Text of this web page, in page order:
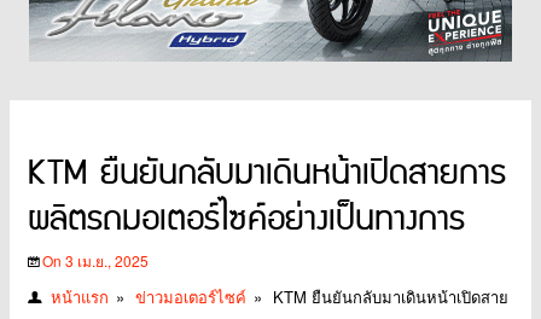
KTM ยืนยันกลับมาเดินหน้าเปิดสายการ
ผลิตรถมอเตอร์ไซค์อย่างเป็นทางการ
On 3 เม.ย., 2025
หน้าแรก » ข่าวมอเตอร์ไซค์ » KTM ยืนยันกลับมาเดินหน้าเปิดสาย